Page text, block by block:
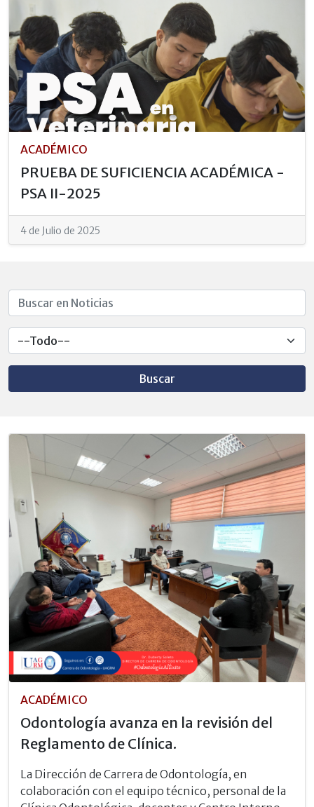
ACADÉMICO
PRUEBA DE SUFICIENCIA ACADÉMICA -
PSA II-2025
4 de Julio de 2025
Buscar
ACADÉMICO
Odontología avanza en la revisión del
Reglamento de Clínica.
La Dirección de Carrera de Odontología, en
colaboración con el equipo técnico, personal de la